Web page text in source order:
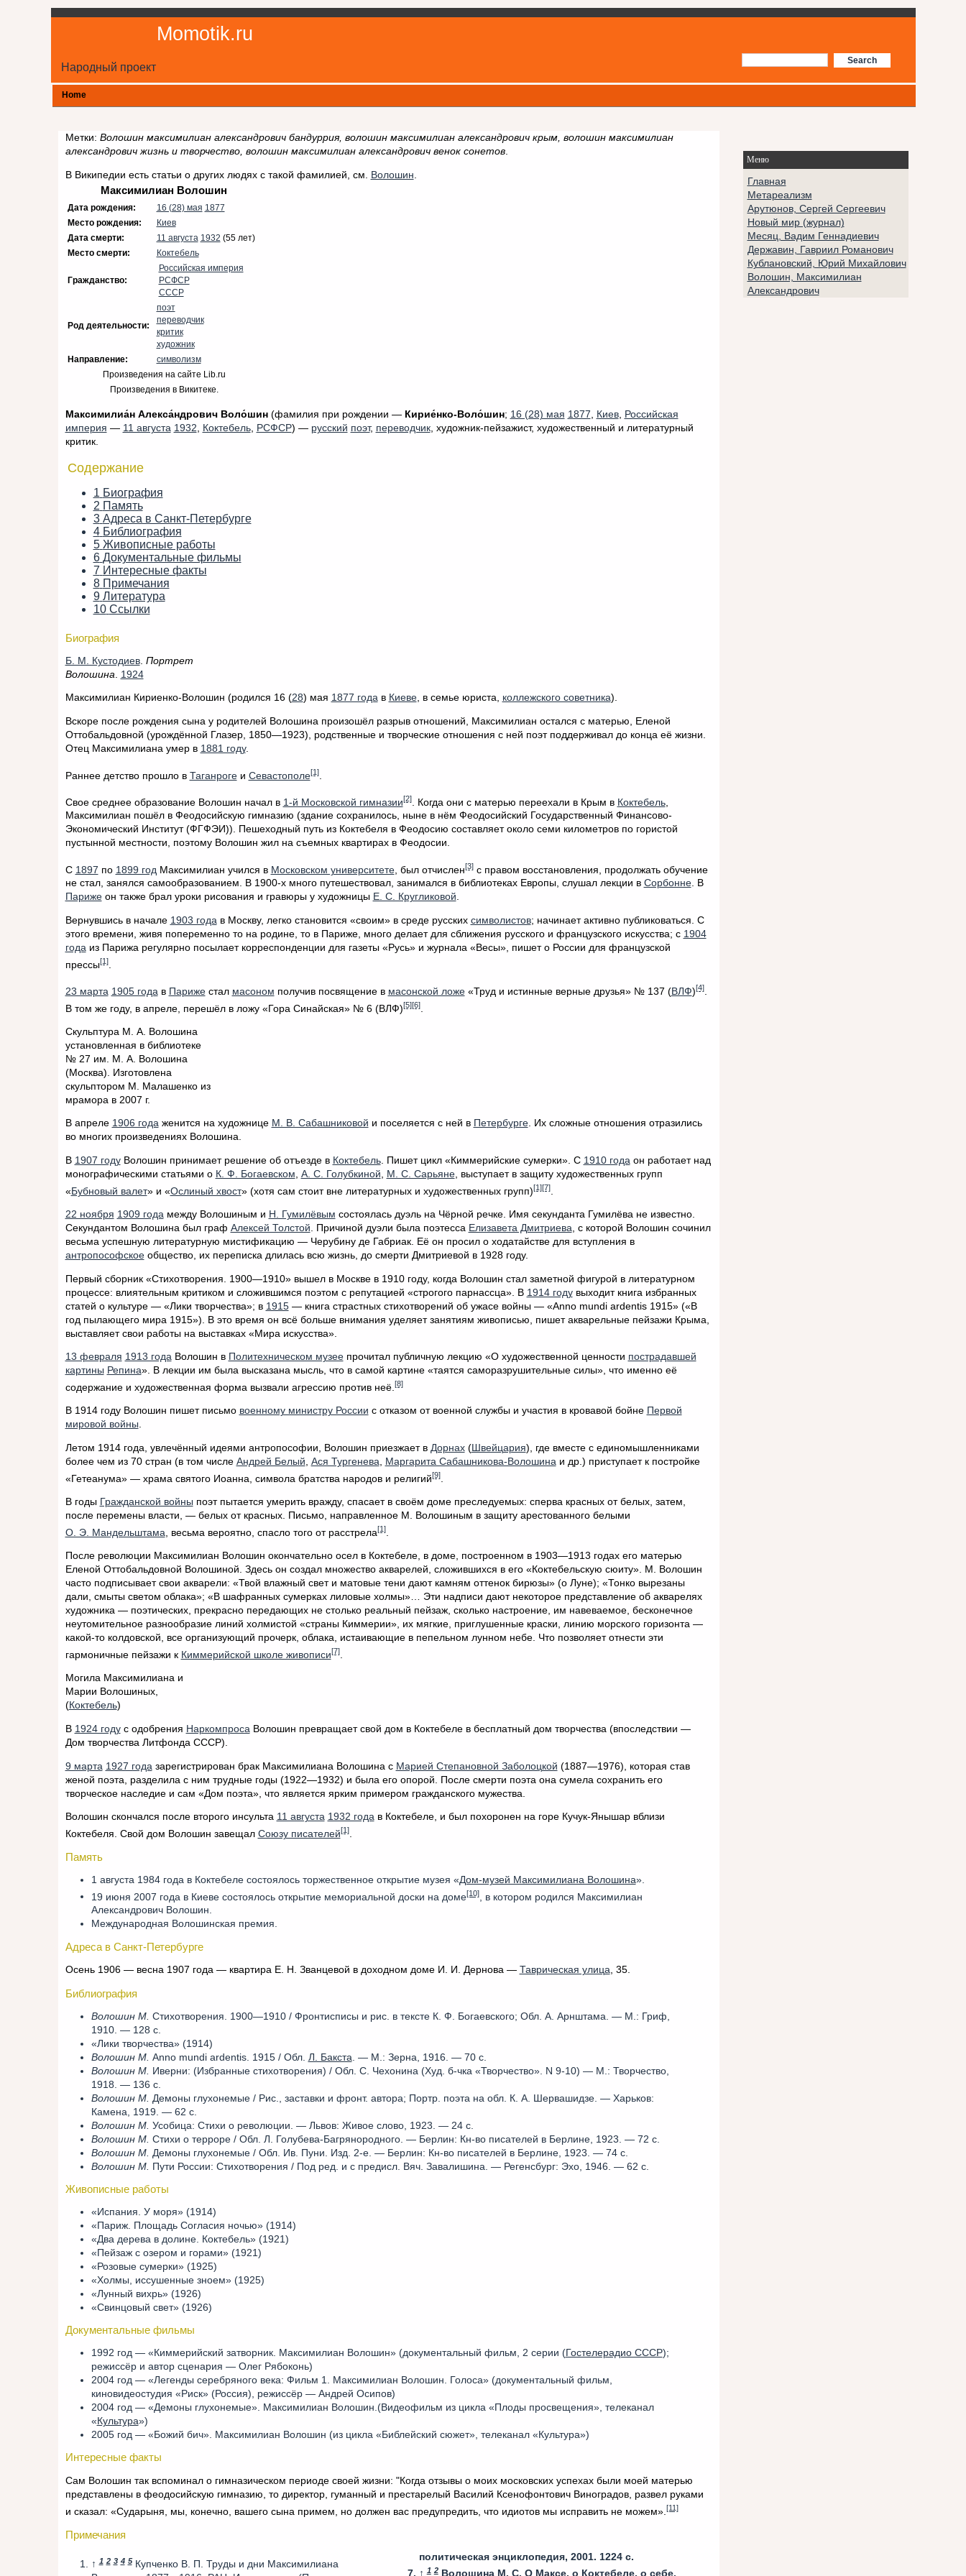
Momotik.ru
Народный проект
Home
Меню
Главная
Метареализм
Арутюнов, Сергей Сергеевич
Новый мир (журнал)
Месяц, Вадим Геннадиевич
Державин, Гавриил Романович
Кублановский, Юрий Михайлович
Волошин, Максимилиан
Александрович
Метки: Волошин максимилиан александрович бандуррия, волошин максимилиан александрович крым, волошин максимилиан
александрович жизнь и творчество, волошин максимилиан александрович венок сонетов.
В Википедии есть статьи о других людях с такой фамилией, см. Волошин
Максимилиан Волошин
Дата рождения: 16 (28) мая 1877
Место рождения:
Киев
Дата смерти:
11 августа 1932 (55 лет)
Место смерти:
Коктебель
Гражданство:
Российская империя
РСФСР
СССР
Род деятельности:
поэт
переводчик
критик
художник
Направление:
символизм
Произведения на сайте Lib.ru
Произведения в Викитеке.
Максимилиа́н Алекса́ндрович Воло́шин(фамилия при рождении — Кирие́нко-Воло́шин; 16 (28) мая 1877, Киев, Российская
империя — 11 августа 1932, Коктебель, РСФСР) — русский поэт, переводчик, художник-пейзажист, художественный и литературный
критик.
Содержание
1 Биография
2 Память
3 Адреса в Санкт-Петербурге
4 Библиография
5 Живописные работы
6 Документальные фильмы
7 Интересные факты
8 Примечания
9 Литература
10 Ссылки
Биография
Б. М. Кустодиев. Портрет
Волошина
1924
Максимилиан Кириенко-Волошин (родился 16 (28) мая 1877 годав Киеве, в семье юриста, коллежского советника).
Вскоре после рождения сына у родителей Волошина произошёл разрыв отношений, Максимилиан остался с матерью, Еленой
Оттобальдовной (урождённой Глазер, 1850—1923), родственные и творческие отношения с ней поэт поддерживал до конца её жизни.
Отец Максимилиана умер в 1881 году.
Раннее детство прошло в Таганрогеи Севастополе[1].
Свое среднее образование Волошин начал в 1-й Московской гимназии[2]. Когда они с матерью переехали в Крым в Коктебель,
Максимилиан пошёл в Феодосийскую гимназию (здание сохранилось, ныне в нём Феодосийский Государственный Финансово-
Экономический Институт (ФГФЭИ)). Пешеходный путь из Коктебеля в Феодосию составляет около семи километров по гористой
пустынной местности, поэтому Волошин жил на съемных квартирах в Феодосии.
С 1897 по 1899 год Максимилиан учился в Московском университете, был отчислен[3]с правом восстановления, продолжать обучение
не стал, занялся самообразованием. В 1900-х много путешествовал, занимался в библиотеках Европы, слушал лекции в Сорбонне. В
Парижеон также брал уроки рисования и гравюры у художницы Е. С. Кругликовой.
Вернувшись в начале 1903 года в Москву, легко становится «своим» в среде русских символистов; начинает активно публиковаться. С
этого времени, живя попеременно то на родине, то в Париже, много делает для сближения русского и французского искусства; с 1904
года из Парижа регулярно посылает корреспонденции для газеты «Русь» и журнала «Весы», пишет о России для французской
прессы[1].
23 марта 1905 года в Парижестал масоном получив посвящение в масонской ложе«Труд и истинные верные друзья» № 137 (ВЛФ)[4].
В том же году, в апреле, перешёл в ложу «Гора Синайская» № 6 (ВЛФ)[5][6].
Скульптура М. А. Волошина
установленная в библиотеке
№ 27 им. М. А. Волошина
(Москва). Изготовлена
скульптором М. Малашенко из
мрамора в 2007 г.
В апреле 1906 годаженится на художнице М. В. Сабашниковой и поселяется с ней в Петербурге. Их сложные отношения отразились
во многих произведениях Волошина.
В 1907 годуВолошин принимает решение об отъезде в Коктебель. Пишет цикл «Киммерийские сумерки». С 1910 года он работает над
монографическими статьями о К. Ф. Богаевском А. С. Голубкиной М. С. Сарьяне, выступает в защиту художественных групп
«Бубновый валет» и «Ослиный хвост» (хотя сам стоит вне литературных и художественных групп)[1][7].
22 ноября 1909 годамежду Волошиным и Н. Гумилёвым состоялась дуэль на Чёрной речке. Имя секунданта Гумилёва не известно.
Секундантом Волошина был граф Алексей Толстой. Причиной дуэли была поэтесса Елизавета Дмитриева, с которой Волошин сочинил
весьма успешную литературную мистификацию — Черубину де Габриак. Её он просил о ходатайстве для вступления в
антропософскоеобщество, их переписка длилась всю жизнь, до смерти Дмитриевой в 1928 году.
Первый сборник «Стихотворения. 1900—1910» вышел в Москве в 1910 году, когда Волошин стал заметной фигурой в литературном
процессе: влиятельным критиком и сложившимся поэтом с репутацией «строгого парнассца». В 1914 годувыходит книга избранных
статей о культуре — «Лики творчества»; в 1915— книга страстных стихотворений об ужасе войны — «Anno mundi ardentis 1915» («В
год пылающего мира 1915»). В это время он всё больше внимания уделяет занятиям живописью, пишет акварельные пейзажи Крыма,
выставляет свои работы на выставках «Мира искусства».
13 февраля 1913 годаВолошин в Политехническом музеепрочитал публичную лекцию «О художественной ценности пострадавшей
картины Репина». В лекции им была высказана мысль, что в самой картине «таятся саморазрушительные силы», что именно её
содержание и художественная форма вызвали агрессию против неё. [8]
В 1914 году Волошин пишет письмо военному министру России с отказом от военной службы и участия в кровавой бойне Первой
мировой войны.
Летом 1914 года, увлечённый идеями антропософии, Волошин приезжает в Дорнах(Швейцария), где вместе с единомышленниками
более чем из 70 стран (в том числе Андрей Белый Ася Тургенева Маргарита Сабашникова-Волошина и др.) приступает к постройке
«Гетеанума» — храма святого Иоанна, символа братства народов и религий[9].
В годы Гражданской войны поэт пытается умерить вражду, спасает в своём доме преследуемых: сперва красных от белых, затем,
после перемены власти, — белых от красных. Письмо, направленное М. Волошиным в защиту арестованного белыми
О. Э. Мандельштама , весьма вероятно, спасло того от расстрела[1].
После революции Максимилиан Волошин окончательно осел в Коктебеле, в доме, построенном в 1903—1913 годах его матерью
Еленой Оттобальдовной Волошиной. Здесь он создал множество акварелей, сложившихся в его «Коктебельскую сюиту». М. Волошин
часто подписывает свои акварели: «Твой влажный свет и матовые тени дают камням оттенок бирюзы» (о Луне); «Тонко вырезаны
дали, смыты светом облака»; «В шафранных сумерках лиловые холмы»… Эти надписи дают некоторое представление об акварелях
художника — поэтических, прекрасно передающих не столько реальный пейзаж, сколько настроение, им навеваемое, бесконечное
неутомительное разнообразие линий холмистой «страны Киммерии», их мягкие, приглушенные краски, линию морского горизонта —
какой-то колдовской, все организующий прочерк, облака, истаивающие в пепельном лунном небе. Что позволяет отнести эти
гармоничные пейзажи к Киммерийской школе живописи[7].
Могила Максимилиана и
Марии Волошиных,
(Коктебель)
В 1924 годус одобрения Наркомпроса Волошин превращает свой дом в Коктебеле в бесплатный дом творчества (впоследствии —
Дом творчества Литфонда СССР).
9 марта 1927 года зарегистрирован брак Максимилиана Волошина с Марией Степановной Заболоцкой (1887—1976), которая став
женой поэта, разделила с ним трудные годы (1922—1932) и была его опорой. После смерти поэта она сумела сохранить его
творческое наследие и сам «Дом поэта», что является ярким примером гражданского мужества.
Волошин скончался после второго инсульта 11 августа 1932 годав Коктебеле, и был похоронен на горе Кучук-Янышар вблизи
Коктебеля. Свой дом Волошин завещал Союзу писателей[1].
Память
1 августа 1984 года в Коктебеле состоялось торжественное открытие музея «Дом-музей Максимилиана Волошина».
19 июня 2007 года в Киеве состоялось открытие мемориальной доски на доме[10], в котором родился Максимилиан
Александрович Волошин.
Международная Волошинская премия.
Адреса в Санкт-Петербурге
Осень 1906 — весна 1907 года — квартира Е. Н. Званцевой в доходном доме И. И. Дернова — Таврическая улица, 35.
Библиография
Волошин М. Стихотворения. 1900—1910 / Фронтисписы и рис. в тексте К. Ф. Богаевского; Обл. А. Арнштама. — М.: Гриф,
1910. — 128 с.
«Лики творчества» (1914)
Волошин М. Anno mundi ardentis. 1915 / Обл. Л. Бакста . — М.: Зерна, 1916. — 70 с.
Волошин М. Иверни: (Избранные стихотворения) / Обл. С. Чехонина (Худ. б-чка «Творчество». N 9-10) — М.: Творчество,
1918. — 136 с.
Волошин М. Демоны глухонемые / Рис., заставки и фронт. автора; Портр. поэта на обл. К. А. Шервашидзе. — Харьков:
Камена, 1919. — 62 с.
Волошин М. Усобица: Стихи о революции. — Львов: Живое слово, 1923. — 24 с.
Волошин М. Стихи о терроре / Обл. Л. Голубева-Багрянородного. — Берлин: Кн-во писателей в Берлине, 1923. — 72 с.
Волошин М. Демоны глухонемые / Обл. Ив. Пуни. Изд. 2-е. — Берлин: Кн-во писателей в Берлине, 1923. — 74 с.
Волошин М. Пути России: Стихотворения / Под ред. и с предисл. Вяч. Завалишина. — Регенсбург: Эхо, 1946. — 62 с.
Живописные работы
«Испания. У моря» (1914)
«Париж. Площадь Согласия ночью» (1914)
«Два дерева в долине. Коктебель» (1921)
«Пейзаж с озером и горами» (1921)
«Розовые сумерки» (1925)
«Холмы, иссушенные зноем» (1925)
«Лунный вихрь» (1926)
«Свинцовый свет» (1926)
Документальные фильмы
1992 год — «Киммерийский затворник. Максимилиан Волошин» (документальный фильм, 2 серии (Гостелерадио СССР);
режиссёр и автор сценария — Олег Рябоконь)
2004 год — «Легенды серебряного века: Фильм 1. Максимилиан Волошин. Голоса» (документальный фильм,
киновидеостудия «Риск» (Россия), режиссёр — Андрей Осипов)
2004 год — «Демоны глухонемые». Максимилиан Волошин.(Видеофильм из цикла «Плоды просвещения», телеканал
«Культура»)
2005 год — «Божий бич». Максимилиан Волошин (из цикла «Библейский сюжет», телеканал «Культура»)
Интересные факты
Сам Волошин так вспоминал о гимназическом периоде своей жизни: "Когда отзывы о моих московских успехах были моей матерью
представлены в феодосийскую гимназию, то директор, гуманный и престарелый Василий Ксенофонтович Виноградов, развел руками
и сказал: «Сударыня, мы, конечно, вашего сына примем, но должен вас предупредить, что идиотов мы исправить не можем». [11]
Примечания
↑1 2 3 4 5 Купченко В. П. Труды и дни Максимилиана
политическая энциклопедия, 2001. 1224 с.
↑1 2 Волошина М. С. О Максе, о Коктебеле, о себе.